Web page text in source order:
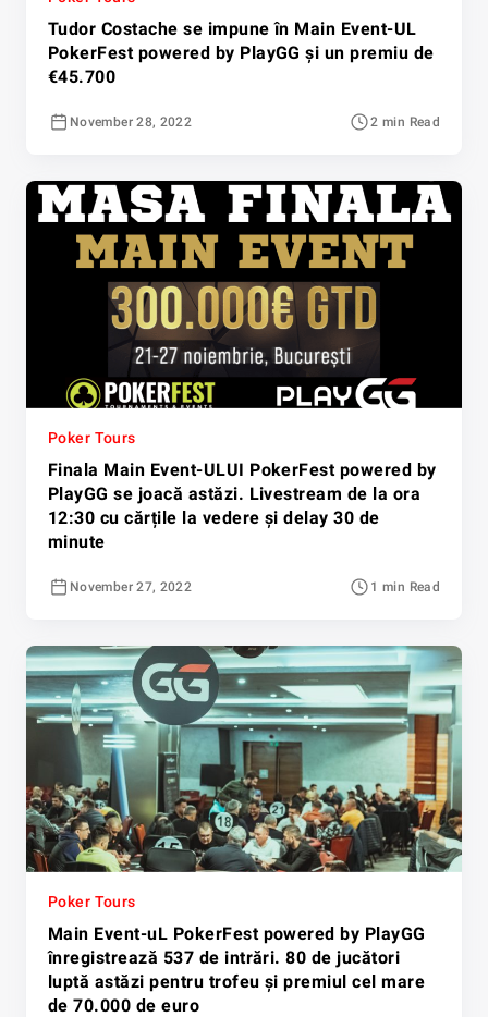
Tudor Costache se impune în Main Event-UL
PokerFest powered by PlayGG și un premiu de
€45.700
November 28, 2022 2 min Read
Poker Tours
Finala Main Event-ULUI PokerFest powered by
PlayGG se joacă astăzi. Livestream de la ora
12:30 cu cărțile la vedere și delay 30 de
minute
November 27, 2022 1 min Read
Poker Tours
Main Event-uL PokerFest powered by PlayGG
înregistrează 537 de intrări. 80 de jucători
luptă astăzi pentru trofeu și premiul cel mare
de 70.000 de euro